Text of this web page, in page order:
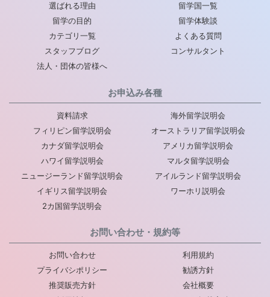
選ばれる理由
留学国一覧
留学の目的
留学体験談
カテゴリ一覧
よくある質問
スタッフブログ
コンサルタント
法人・団体の皆様へ
お申込み各種
資料請求
海外留学説明会
フィリピン留学説明会
オーストラリア留学説明会
カナダ留学説明会
アメリカ留学説明会
ハワイ留学説明会
マルタ留学説明会
ニュージーランド留学説明会
アイルランド留学説明会
イギリス留学説明会
ワーホリ説明会
2カ国留学説明会
お問い合わせ・規約等
お問い合わせ
利用規約
プライバシポリシー
勧誘方針
推奨販売方針
会社概要